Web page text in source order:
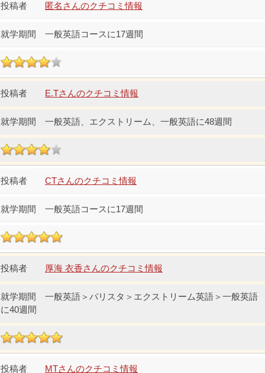
匿名さんのクチコミ情報
一般英語コースに17週間
E.Tさんのクチコミ情報
一般英語、エクストリーム、一般英語に48週間
CTさんのクチコミ情報
一般英語コースに17週間
厚海 衣香さんのクチコミ情報
一般英語＞バリスタ＞エクストリーム英語＞一般英語
に40週間
MTさんのクチコミ情報